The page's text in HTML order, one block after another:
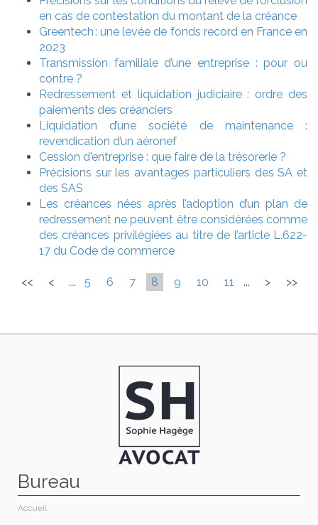
en cas de contestation du montant de la créance
Greentech : une levée de fonds record en France en
2023
Transmission familiale d’une entreprise : pour ou
contre ?
Redressement et liquidation judiciaire : ordre des
paiements des créanciers
Liquidation d’une société de maintenance :
revendication d’un aéronef
Cession d'entreprise : que faire de la trésorerie ?
Précisions sur les avantages particuliers des SA et
des SAS
Les créances nées après l’adoption d’un plan de
redressement ne peuvent être considérées comme
des créances privilégiées au titre de l’article L.622-
17 du Code de commerce
<< < ... 5 6 7 8 9 10 11 ... > >>
Bureau
Accueil